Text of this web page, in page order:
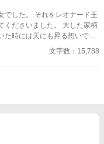
でした。 それをレオナード王
くださいました。 大した家柄
た時には天にも昇る想いでし
た私は王妃としてこの国をよ
に関わることまで勉強し、
文字数：15,788